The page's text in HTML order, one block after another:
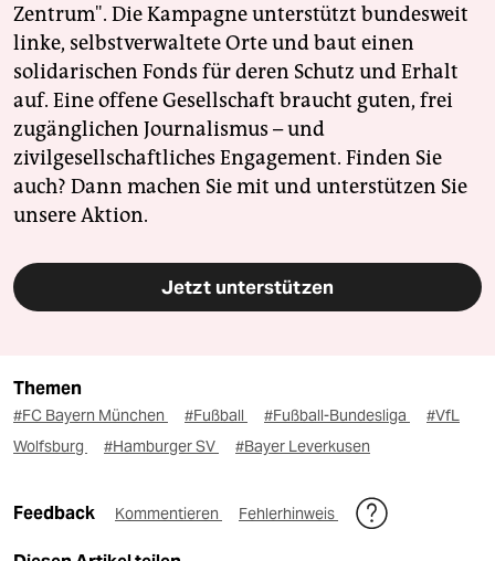
Zentrum". Die Kampagne unterstützt bundesweit
linke, selbstverwaltete Orte und baut einen
solidarischen Fonds für deren Schutz und Erhalt
auf. Eine offene Gesellschaft braucht guten, frei
zugänglichen Journalismus – und
zivilgesellschaftliches Engagement. Finden Sie
auch? Dann machen Sie mit und unterstützen Sie
unsere Aktion.
Jetzt unterstützen
Themen
#FC Bayern München #Fußball #Fußball-Bundesliga
#VfL
Wolfsburg
#Hamburger SV #Bayer Leverkusen
Feedback Kommentieren Fehlerhinweis